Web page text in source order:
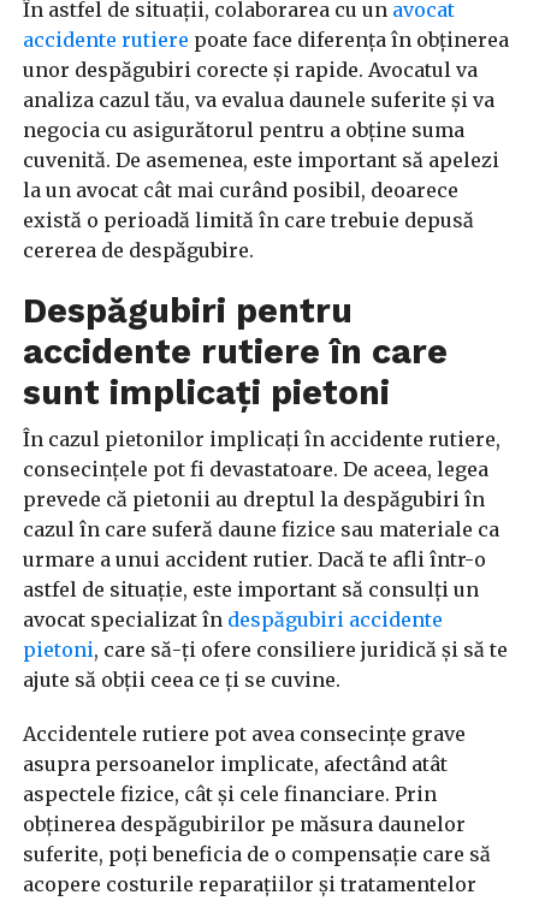
În astfel de situații, colaborarea cu un avocat
accidente rutiere poate face diferența în obținerea
unor despăgubiri corecte și rapide. Avocatul va
analiza cazul tău, va evalua daunele suferite și va
negocia cu asigurătorul pentru a obține suma
cuvenită. De asemenea, este important să apelezi
la un avocat cât mai curând posibil, deoarece
există o perioadă limită în care trebuie depusă
cererea de despăgubire.
Despăgubiri pentru
accidente rutiere în care
sunt implicați pietoni
În cazul pietonilor implicați în accidente rutiere,
consecințele pot fi devastatoare. De aceea, legea
prevede că pietonii au dreptul la despăgubiri în
cazul în care suferă daune fizice sau materiale ca
urmare a unui accident rutier. Dacă te afli într-o
astfel de situație, este important să consulți un
avocat specializat în despăgubiri accidente
pietoni, care să-ți ofere consiliere juridică și să te
ajute să obții ceea ce ți se cuvine.
Accidentele rutiere pot avea consecințe grave
asupra persoanelor implicate, afectând atât
aspectele fizice, cât și cele financiare. Prin
obținerea despăgubirilor pe măsura daunelor
suferite, poți beneficia de o compensație care să
acopere costurile reparațiilor și tratamentelor